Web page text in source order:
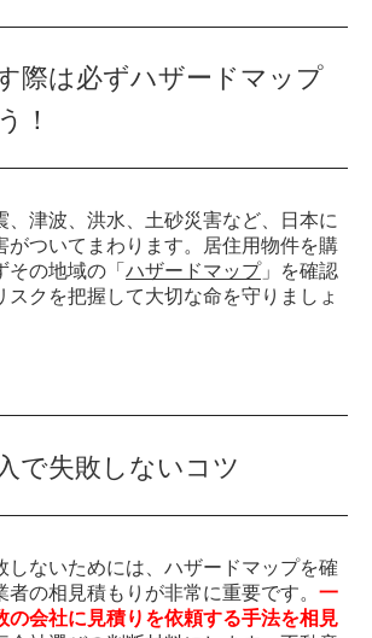
際は必ずハザードマップ
！
、津波、洪水、土砂災害など、日本に
がついてまわります。居住用物件を購
その地域の「 ハザードマップ」を確認
スクを把握して大切な命を守りましょ
で失敗しないコツ
しないためには、ハザードマップを確
の相見積もりが非常に重要です。 一
の会社に見積りを依頼する手法を相見